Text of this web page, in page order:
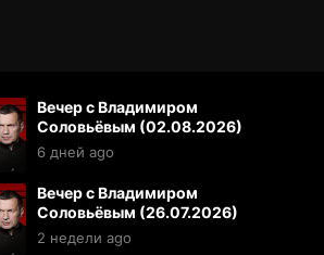
Вечер с Владимиром
Соловьёвым (02.08.2026)
6 дней ago
Вечер с Владимиром
Соловьёвым (26.07.2026)
2 недели ago